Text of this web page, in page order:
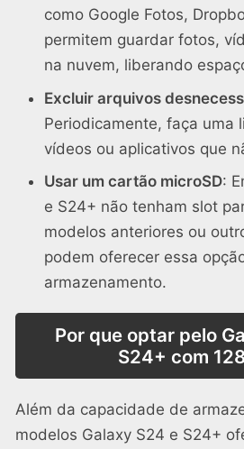
como Google Fotos,
permitem guardar fotos,
na nuvem, liberando
Excluir arquivos
Periodicamente, faça uma
vídeos ou aplicativos que
Usar um cartão microSD:
e S24+ não tenham slot
modelos anteriores ou
podem oferecer essa
armazenamento.
Por que optar pelo
S24+ com
Além da capacidade de
modelos Galaxy S24 e S24+